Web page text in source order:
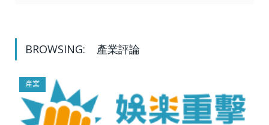
BROWSING: 產業評論
產業